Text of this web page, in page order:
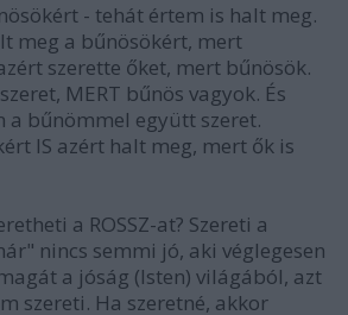
- tehát értem is halt meg.
meg a bűnösökért, mert
szerette őket, mert bűnösök.
MERT bűnös vagyok. És
a bűnömmel együtt szeret.
IS azért halt meg, mert ők is
a ROSSZ-at? Szereti a
nincs semmi jó, aki véglegesen
a jóság (Isten) világából, azt
szereti. Ha szeretné, akkor